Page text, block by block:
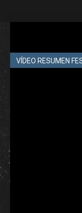
VÍDEO RESUMEN